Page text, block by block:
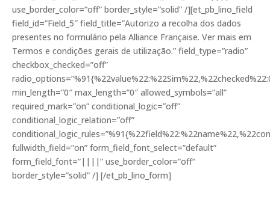
use_border_color=”off” border_style=”solid” /][et_pb_lino_field
field_id=”Field_5″ field_title=”Autorizo a recolha dos dados
presentes no formulário pela Alliance Française. Ver mais em
Termos e condições gerais de utilização.” field_type=”radio”
checkbox_checked=”off”
min_length=”0″ max_length=”0″ allowed_symbols=”all”
required_mark=”on” conditional_logic=”off”
conditional_logic_relation=”off”
fullwidth_field=”on” form_field_font_select=”default”
form_field_font=”||||” use_border_color=”off”
border_style=”solid” /] [/et_pb_lino_form]